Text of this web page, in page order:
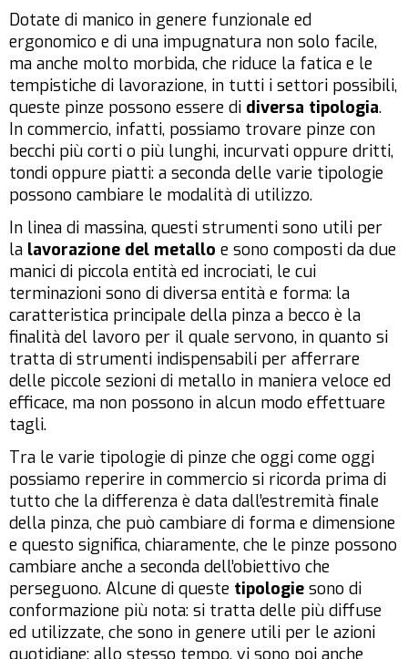
Dotate di manico in genere funzionale ed
ergonomico e di una impugnatura non solo facile,
ma anche molto morbida, che riduce la fatica e le
tempistiche di lavorazione, in tutti i settori possibili,
queste pinze possono essere di diversa tipologia.
In commercio, infatti, possiamo trovare pinze con
becchi più corti o più lunghi, incurvati oppure dritti,
tondi oppure piatti: a seconda delle varie tipologie
possono cambiare le modalità di utilizzo.
In linea di massina, questi strumenti sono utili per
la lavorazione del metallo e sono composti da due
manici di piccola entità ed incrociati, le cui
terminazioni sono di diversa entità e forma: la
caratteristica principale della pinza a becco è la
finalità del lavoro per il quale servono, in quanto si
tratta di strumenti indispensabili per afferrare
delle piccole sezioni di metallo in maniera veloce ed
efficace, ma non possono in alcun modo effettuare
tagli.
Tra le varie tipologie di pinze che oggi come oggi
possiamo reperire in commercio si ricorda prima di
tutto che la differenza è data dall’estremità finale
della pinza, che può cambiare di forma e dimensione
e questo significa, chiaramente, che le pinze possono
cambiare anche a seconda dell’obiettivo che
perseguono. Alcune di queste tipologie sono di
conformazione più nota: si tratta delle più diffuse
ed utilizzate, che sono in genere utili per le azioni
quotidiane; allo stesso tempo, vi sono poi anche